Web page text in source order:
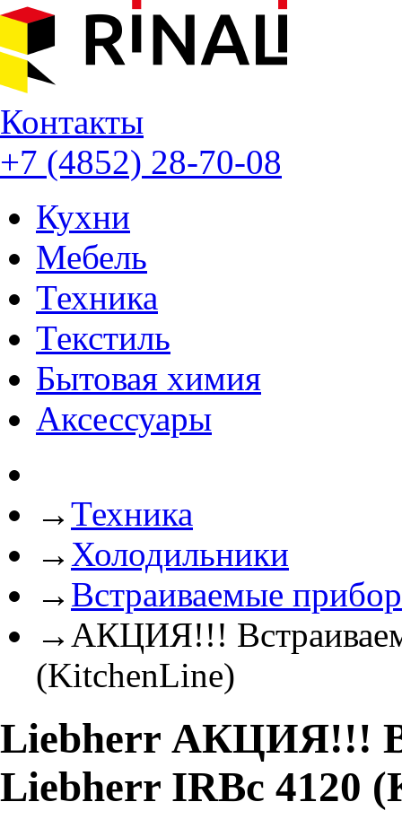
Контакты
+7 (4852) 28-70-08
Кухни
Мебель
Техника
Текстиль
Бытовая химия
Аксессуары
→Техника
→ Холодильники
→ Встраиваемые
→ АКЦИЯ!!!
(KitchenLine)
Liebherr АКЦИЯ!!!
Liebherr IRBc 4120